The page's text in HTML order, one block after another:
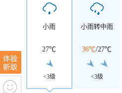
小雨
27℃
<3级
小雨转中雨
36℃/27℃
<3级